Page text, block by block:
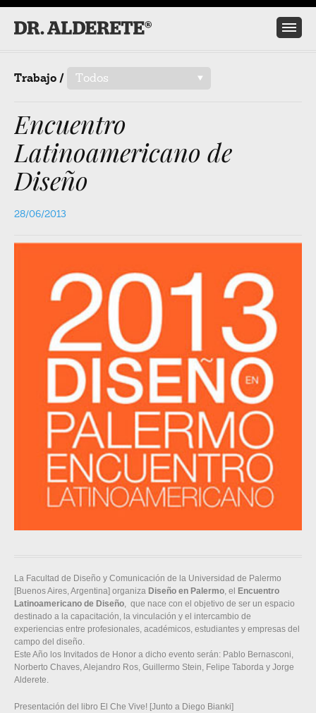
Trabajo / /
Todos
Encuentro
Latinoamericano de
Diseño
28/06/2013
La Facultad de Diseño y Comunicación de la Universidad de Palermo
[Buenos Aires, Argentina] organiza Diseño en Palermo, el
Encuentro
Latinoamericano de Diseño, que nace con el objetivo de ser un espacio
destinado a la capacitación, la vinculación y el intercambio de
experiencias entre profesionales, académicos, estudiantes y empresas del
campo del diseño.
Este Año los Invitados de Honor a dicho evento serán: Pablo Bernasconi,
Norberto Chaves, Alejandro Ros, Guillermo Stein, Felipe Taborda y Jorge
Alderete.
Presentación del libro El Che Vive! [Junto a Diego Bianki]